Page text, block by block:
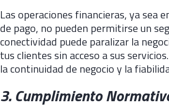
Las operaciones financieras, ya sea
de pago, no pueden permitirse un
conectividad puede paralizar la
tus clientes sin acceso a sus
la continuidad de negocio y la
3. Cumplimiento